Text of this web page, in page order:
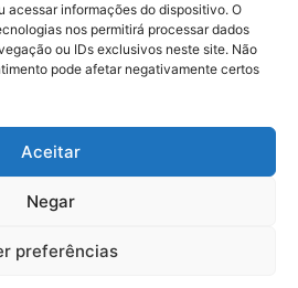
acessar informações do dispositivo. O
nos permitirá processar dados
ou IDs exclusivos neste site. Não
pode afetar negativamente certos
Aceitar
Negar
preferências
como a infraestrutura
rotina de estudos
os direitos reservados.